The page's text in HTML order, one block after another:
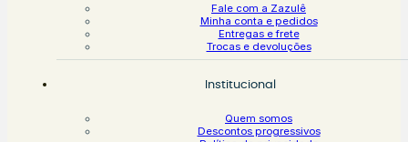
Fale com a Zazulê
Minha conta e pedidos
Entregas e frete
Trocas e devoluções
Institucional
Quem somos
Descontos progressivos